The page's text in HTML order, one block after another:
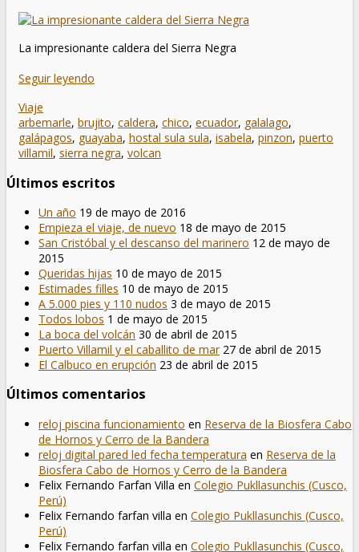
La impresionante caldera del Sierra Negra
Seguir leyendo
Viaje
arbemarle, brujito, caldera, chico, ecuador, galalago,
galápagos, guayaba, hostal sula sula, isabela, pinzon, puerto
villamil, sierra negra, volcan
Últimos escritos
Un año 19 de mayo de 2016
Empieza el viaje, de nuevo 18 de mayo de 2015
San Cristóbal y el descanso del marinero 12 de mayo de
2015
Queridas hijas 10 de mayo de 2015
Estimades filles 10 de mayo de 2015
A 5.000 pies y 110 nudos 3 de mayo de 2015
Todos lobos 1 de mayo de 2015
La boca del volcán 30 de abril de 2015
Puerto Villamil y el caballito de mar 27 de abril de 2015
El Calbuco en erupción 23 de abril de 2015
Últimos comentarios
reloj piscina funcionamiento en Reserva de la Biosfera Cabo
de Hornos y Cerro de la Bandera
reloj digital pared led fecha temperatura en Reserva de la
Biosfera Cabo de Hornos y Cerro de la Bandera
Felix Fernando Farfan Villa en Colegio Pukllasunchis (Cusco,
Perú)
Felix Fernando farfan villa en Colegio Pukllasunchis (Cusco,
Perú)
Felix Fernando farfan villa en Colegio Pukllasunchis (Cusco,